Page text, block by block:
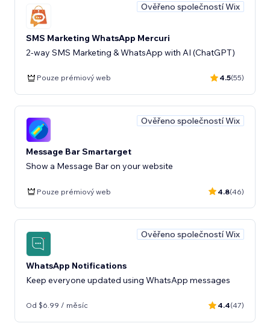
Ověřeno společností Wix
SMS Marketing WhatsApp Mercuri
2-way SMS Marketing & WhatsApp with AI (ChatGPT)
Pouze prémiový web 4.5(55)
Ověřeno společností Wix
Message Bar Smartarget
Show a Message Bar on your website
Pouze prémiový web 4.8(46)
Ověřeno společností Wix
WhatsApp Notifications
Keep everyone updated using WhatsApp messages
Od $6.99 / měsíc 4.4(47)